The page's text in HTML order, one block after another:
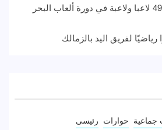
إيطاليا تعلن مشاركة 498 لاعبا ولاعبة في دورة ألعاب البحر
رياضيًا لفريق اليد بالزمالك
جماعية حوارات رئيسى